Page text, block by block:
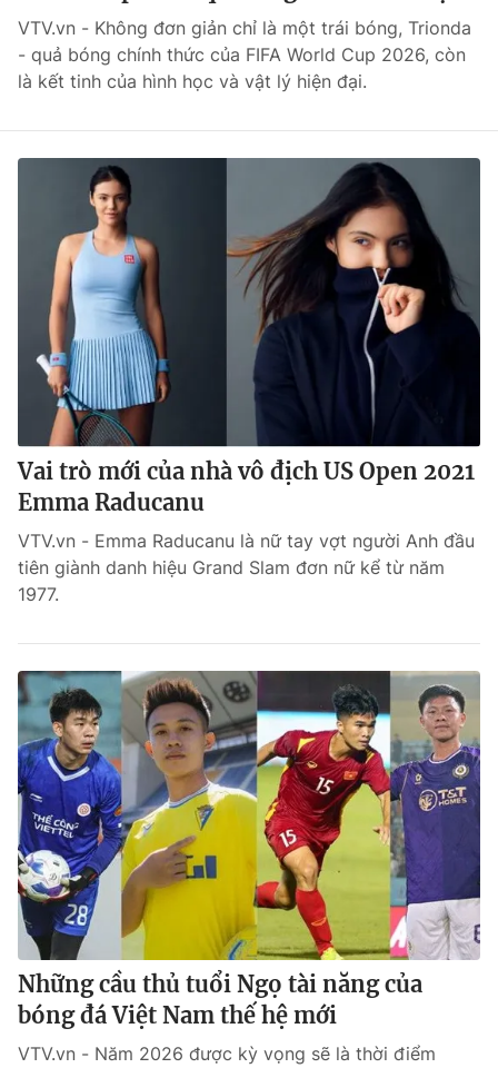
Bóng đá
Các môn khác
VIDEO
Bên lề
VTV.vn - Không đơn giản chỉ là một trái bóng, Trionda
- quả bóng chính thức của FIFA World Cup 2026, còn
là kết tinh của hình học và vật lý hiện đại.
Vai trò mới của nhà vô địch US Open 2021
Emma Raducanu
VTV.vn - Emma Raducanu là nữ tay vợt người Anh đầu
tiên giành danh hiệu Grand Slam đơn nữ kể từ năm
1977.
Những cầu thủ tuổi Ngọ tài năng của
bóng đá Việt Nam thế hệ mới
VTV.vn - Năm 2026 được kỳ vọng sẽ là thời điểm